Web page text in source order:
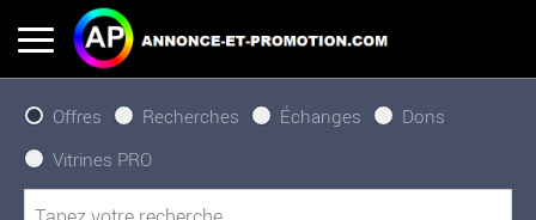
Offres Recherches Échanges
Dons
Vitrines PRO